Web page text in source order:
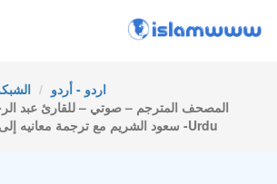
اردو - أردو
المصحف المترجم – صوتي – للقارئ عبد
سعود الشريم مع ترجمة معانيه إلى اللغة الأردية -اُردُو -Urdu